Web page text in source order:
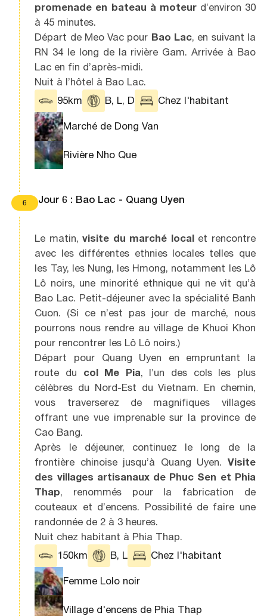
promenade en bateau à moteurd’environ 30
à 45 minutes.
Départ de Meo Vac pour Bao Lac, en suivant la
RN 34 le long de la rivière Gam. Arrivée à Bao
Lac en fin d’après-midi.
Nuit à l’hôtel à Bao Lac.
95km
B, L, D Chez l'habitant
Marché de Dong Van
Rivière Nho Que
6 Jour 6 : Bao Lac - Quang Uyen
Le matin,visite du marché localet rencontre
avec les différentes ethnies locales telles que
les Tay, les Nung, les Hmong, notamment les Lô
Lô noirs, une minorité ethnique qui ne vit qu’à
Bao Lac. Petit-déjeuner avec la spécialité Banh
Cuon. (Si ce n’est pas jour de marché, nous
pourrons nous rendre au village de Khuoi Khon
pour rencontrer les Lô Lô noirs.)
Départ pour Quang Uyen en empruntant la
route du col Me Pia, l’un des cols les plus
célèbres du Nord-Est du Vietnam. En chemin,
vous traverserez de magnifiques villages
offrant une vue imprenable sur la province de
Cao Bang.
Après le déjeuner, continuez le long de la
frontière chinoise jusqu’à Quang Uyen. Visite
des villages artisanaux de Phuc Sen et Phia
Thap, renommés pour la fabrication de
couteaux et d’encens. Possibilité de faire une
randonnée de 2 à 3 heures.
Nuit chez habitant à Phia Thap.
150km
B, L Chez l'habitant
Femme Lolo noir
Village d'encens de Phia Thap